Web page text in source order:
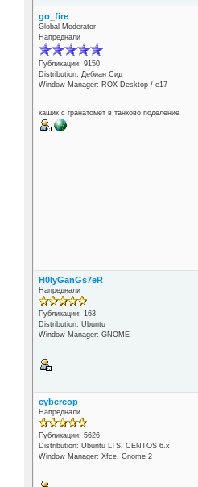
go_fire
Global Moderator
Напреднали
Публикации: 9150
Distribution: Дебиан Сид
Window Manager: ROX-Desktop / е17
кашик с гранатомет в танково поделение
H0lyGanGs7eR
Напреднали
Публикации: 163
Distribution: Ubuntu
Window Manager: GNOME
cybercop
Напреднали
Публикации: 5626
Distribution: Ubuntu LTS, CENTOS 6.x
Window Manager: Xfce, Gnome 2